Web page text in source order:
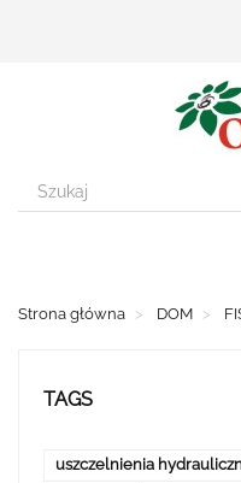
Strona główna DOM
TAGS
uszczelnienia